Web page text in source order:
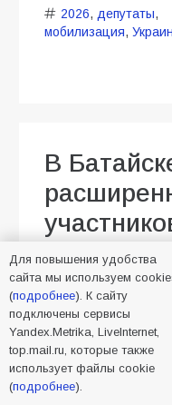
2026, депутаты,
мобилизация,
В
04.08.2026
Новости в Батайске
Для повышения удобства
сайта мы используем
(подробнее). К сайту
подключены сервисы
Yandex.Metrika, LiveInternet,
top.mail.ru, которые также
использует файлы cookie
(подробнее).